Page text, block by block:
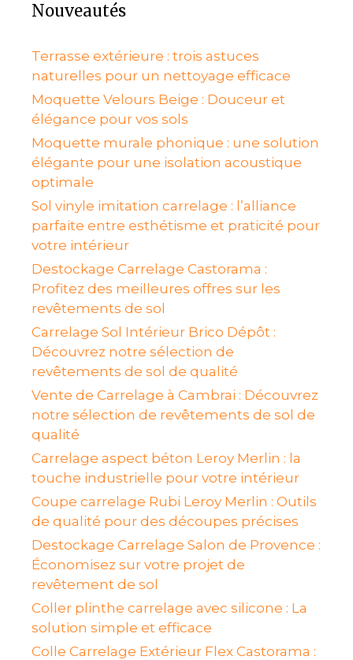
Nouveautés
Terrasse extérieure : trois astuces
naturelles pour un nettoyage efficace
Moquette Velours Beige : Douceur et
élégance pour vos sols
Moquette murale phonique : une solution
élégante pour une isolation acoustique
optimale
Sol vinyle imitation carrelage : l’alliance
parfaite entre esthétisme et praticité pour
votre intérieur
Destockage Carrelage Castorama :
Profitez des meilleures offres sur les
revêtements de sol
Carrelage Sol Intérieur Brico Dépôt :
Découvrez notre sélection de
revêtements de sol de qualité
Vente de Carrelage à Cambrai : Découvrez
notre sélection de revêtements de sol de
qualité
Carrelage aspect béton Leroy Merlin : la
touche industrielle pour votre intérieur
Coupe carrelage Rubi Leroy Merlin : Outils
de qualité pour des découpes précises
Destockage Carrelage Salon de Provence :
Économisez sur votre projet de
revêtement de sol
Coller plinthe carrelage avec silicone : La
solution simple et efficace
Colle Carrelage Extérieur Flex Castorama :